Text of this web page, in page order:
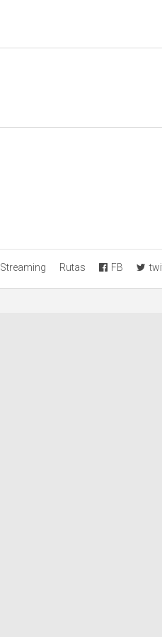
Streaming Rutas FB